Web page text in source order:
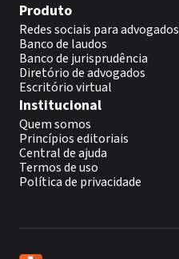
Produto
Redes sociais para advogados
Banco de laudos
Banco de jurisprudência
Diretório de advogados
Escritório virtual
Institucional
Quem somos
Princípios editoriais
Central de ajuda
Termos de uso
Política de privacidade